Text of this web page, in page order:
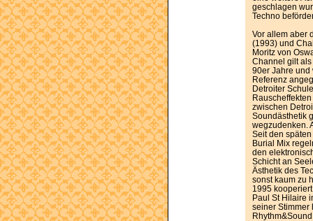
geschlagen
Techno
Vor allem aber
(1993) und
Moritz von
Channel gilt
90er Jahre und
Referenz
Detroiter
zwischen
Soundästhetik
wegzudenken.
Seit den
Burial Mix
den
Schicht an
Ästhetik des
sonst kaum zu
1995
Paul St Hilaire
seiner Stimmer